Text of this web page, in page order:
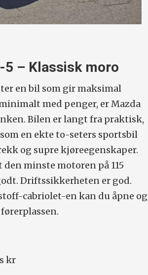
5 – Klassisk moro
en bil som gir maksimal
med penger, er Mazda
Bilen er langt fra praktisk,
en ekte to-seters sportsbil
og supre kjøreegenskaper.
minste motoren på 115
Driftssikkerheten er god.
cabriolet-en kan du åpne og
kr